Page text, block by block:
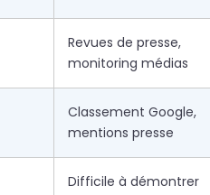
Revues de presse,
monitoring médias
Classement Google,
mentions presse
Difficile à démontrer